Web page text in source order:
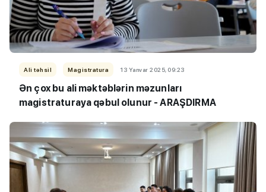
Ali təhsil Magistratura 13 Yanvar 2025, 09:23
Ən çox bu ali məktəblərin məzunları
magistraturaya qəbul olunur - ARAŞDIRMA